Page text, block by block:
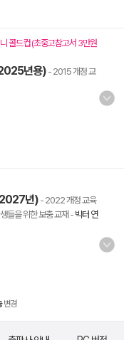
콜드컵 (초중고참고서 3만원
년용) - 2015 개정 교
년)- 2022 개정 교육
들을 위한 보충 교재 - 빅터 연
변경